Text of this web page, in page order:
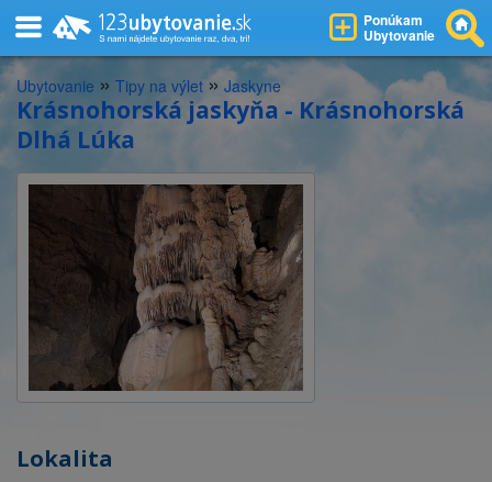
Ponúkam
Ubytovanie
Ubytovanie » Tipy na výlet » Jaskyne
Krásnohorská jaskyňa - Krásnohorská
Dlhá Lúka
Lokalita